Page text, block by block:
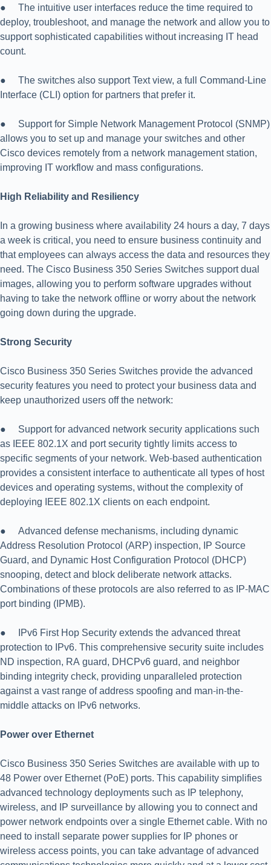
● The intuitive user interfaces reduce the time required to
deploy, troubleshoot, and manage the network and allow you to
support sophisticated capabilities without increasing IT head
count.
● The switches also support Text view, a full Command-Line
Interface (CLI) option for partners that prefer it.
● Support for Simple Network Management Protocol (SNMP)
allows you to set up and manage your switches and other
Cisco devices remotely from a network management station,
improving IT workflow and mass configurations.
High Reliability and Resiliency
In a growing business where availability 24 hours a day, 7 days
a week is critical, you need to ensure business continuity and
that employees can always access the data and resources they
need. The Cisco Business 350 Series Switches support dual
images, allowing you to perform software upgrades without
having to take the network offline or worry about the network
going down during the upgrade.
Strong Security
Cisco Business 350 Series Switches provide the advanced
security features you need to protect your business data and
keep unauthorized users off the network:
● Support for advanced network security applications such
as IEEE 802.1X and port security tightly limits access to
specific segments of your network. Web-based authentication
provides a consistent interface to authenticate all types of host
devices and operating systems, without the complexity of
deploying IEEE 802.1X clients on each endpoint.
● Advanced defense mechanisms, including dynamic
Address Resolution Protocol (ARP) inspection, IP Source
Guard, and Dynamic Host Configuration Protocol (DHCP)
snooping, detect and block deliberate network attacks.
Combinations of these protocols are also referred to as IP-MAC
port binding (IPMB).
● IPv6 First Hop Security extends the advanced threat
protection to IPv6. This comprehensive security suite includes
ND inspection, RA guard, DHCPv6 guard, and neighbor
binding integrity check, providing unparalleled protection
against a vast range of address spoofing and man-in-the-
middle attacks on IPv6 networks.
Power over Ethernet
Cisco Business 350 Series Switches are available with up to
48 Power over Ethernet (PoE) ports. This capability simplifies
advanced technology deployments such as IP telephony,
wireless, and IP surveillance by allowing you to connect and
power network endpoints over a single Ethernet cable. With no
need to install separate power supplies for IP phones or
wireless access points, you can take advantage of advanced